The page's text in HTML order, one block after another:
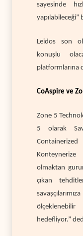
sayesinde
yapılabileceği”
Leidos son
konuşlu
platformlarına
CoAspire ve
Zone 5
5 olarak
olmaktan
çıkan
hedefliyor.”